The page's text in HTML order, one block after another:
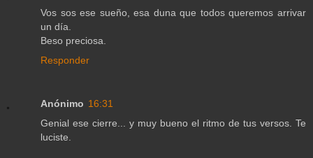
Vos sos ese sueño, esa duna que todos queremos arrivar
un día.
Beso preciosa.
Responder
Anónimo 16:31
Genial ese cierre... y muy bueno el ritmo de tus versos. Te
luciste.